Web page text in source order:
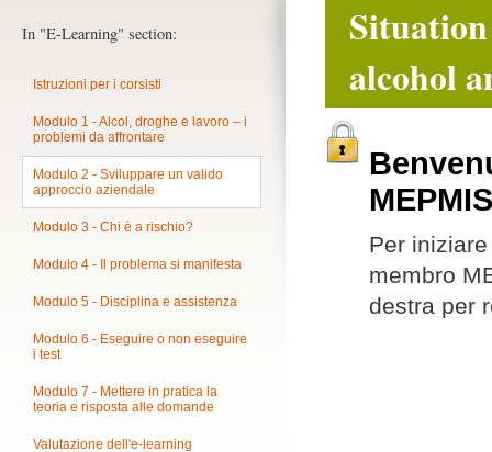
alcohol
MEPMIS
Per
membro
destra per
In "E-Learning" section:
Istruzioni per i corsisti
Modulo 1 - Alcol, droghe e lavoro – i
problemi da affrontare
Modulo 2 - Sviluppare un valido
approccio aziendale
Modulo 3 - Chi è a rischio?
Modulo 4 - Il problema si manifesta
Modulo 5 - Disciplina e assistenza
Modulo 6 - Eseguire o non eseguire
i test
Modulo 7 - Mettere in pratica la
teoria e risposta alle domande
Valutazione dell'e-learning